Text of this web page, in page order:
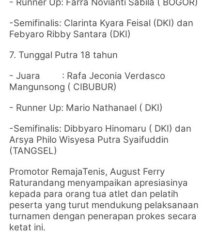
- Runner Up: Farra Novianti Sabila ( BOGOR)
-Semifinalis: Clarinta Kyara Feisal (DKI) dan
Febyaro Ribby Santara (DKI)
7. Tunggal Putra 18 tahun
- Juara : Rafa Jeconia Verdasco
Mangunsong ( CIBUBUR)
- Runner Up: Mario Nathanael ( DKI)
-Semifinalis: Dibbyaro Hinomaru ( DKI) dan
Arsya Philo Wisyesa Putra Syaifuddin
(TANGSEL)
Promotor RemajaTenis, August Ferry
Raturandang menyampaikan apresiasinya
kepada para orang tua atlet dan pelatih
peserta yang turut mendukung pelaksanaan
turnamen dengan penerapan prokes secara
ketat ini.